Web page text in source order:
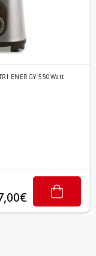
ENERGY 550Watt